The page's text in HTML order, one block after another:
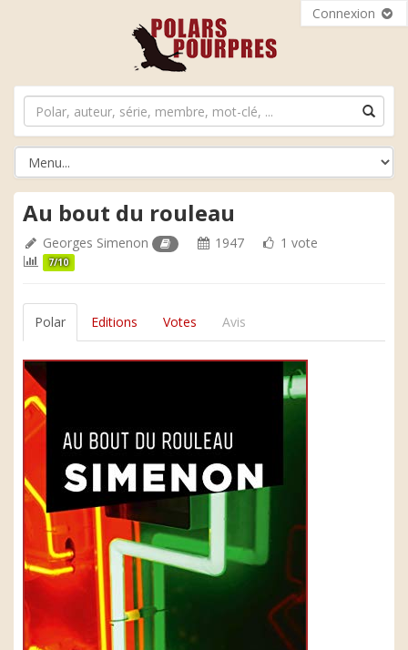
Connexion
Au bout du rouleau
Georges Simenon 1947 1 vote
7/10
Polar Editions Votes Avis